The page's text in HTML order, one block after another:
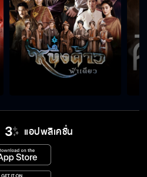
แอปพลิเคชั่น